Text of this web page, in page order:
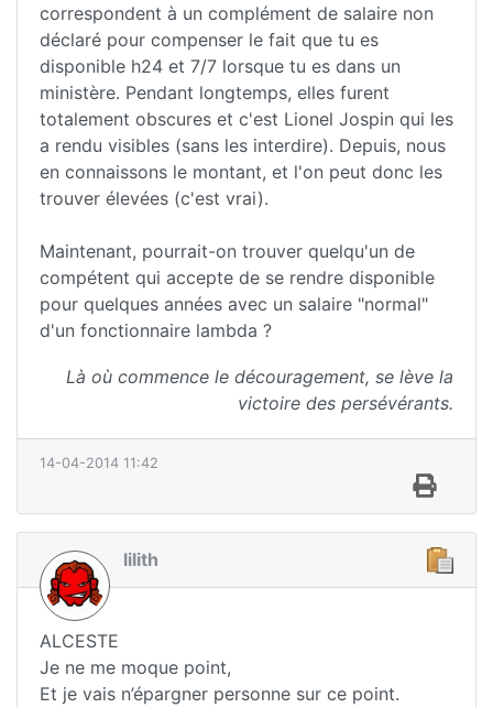
correspondent à un complément de salaire non
déclaré pour compenser le fait que tu es
disponible h24 et 7/7 lorsque tu es dans un
ministère. Pendant longtemps, elles furent
totalement obscures et c'est Lionel Jospin qui les
a rendu visibles (sans les interdire). Depuis, nous
en connaissons le montant, et l'on peut donc les
trouver élevées (c'est vrai).
Maintenant, pourrait-on trouver quelqu'un de
compétent qui accepte de se rendre disponible
pour quelques années avec un salaire "normal"
d'un fonctionnaire lambda ?
Là où commence le découragement, se lève la
victoire des persévérants.
14-04-2014 11:42
lilith
ALCESTE
Je ne me moque point,
Et je vais n’épargner personne sur ce point.